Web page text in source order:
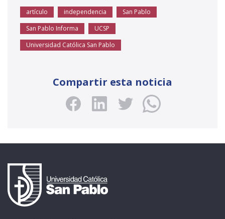
artículo independencia
San Pablo
San Pablo Informa
UCSP
Universidad Católica San Pablo
Compartir esta noticia